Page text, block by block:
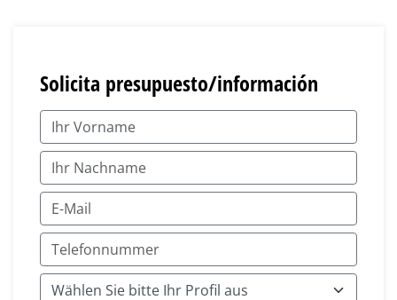
Solicita presupuesto/información